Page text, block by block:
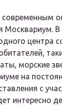
Москвариум.
центра
морские
на
с
интересно